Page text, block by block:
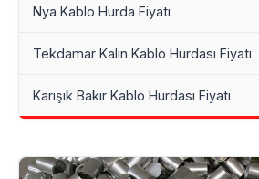
Nya Kablo Hurda Fiyatı
Tekdamar Kalın Kablo Hurdası Fiyatı
Karışık Bakır Kablo Hurdası Fiyatı